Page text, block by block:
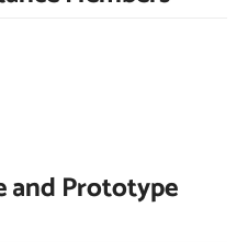
and Prototype